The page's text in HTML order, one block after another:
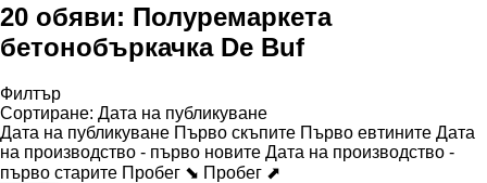
20 обяви: Полуремаркета
бетонобъркачка De Buf
Филтър
Сортиране: Дата на публикуване
Дата на публикуване Първо скъпите Първо евтините Дата
на производство - първо новите Дата на производство -
първо старите Пробег ⬊ Пробег ⬈